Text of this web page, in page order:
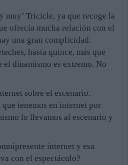
muy’ Tricicle, ya que recoge la
ofrecía mucha relación con el
una gran complicidad.
hasta quince, más que
dinamismo es extremo. No
sobre el escenario.
tenemos en internet por
lo llevamos al escenario y
internet y esa
con el espectáculo?